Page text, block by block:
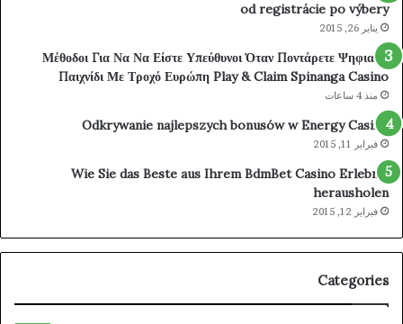
od registrácie po výbery
يناير 26, 2015
Μέθοδοι Για Να Να Είστε Υπεύθυνοι Όταν Ποντάρετε Ψηφιακά
Παιχνίδι Με Τροχό Ευρώπη Play & Claim Spinanga Casino
منذ 4 ساعات
Odkrywanie najlepszych bonusów w Energy Casino
فبراير 11, 2015
Wie Sie das Beste aus Ihrem BdmBet Casino Erlebnis
herausholen
فبراير 12, 2015
Categories